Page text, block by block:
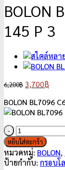
BOLON
145 P 3
6,200฿ Original
was:
6,200฿.
3,700฿
is:
BOLON BL7096
จำนวน
BOLON
BL7096
C60
หยิบใส่ตะกร้า
หมวดหมู่: BOLON,
ป้ายกำกับ: กรอบโ